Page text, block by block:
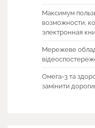
Максимум
возможности,
электронная
Мережеве
Омега-3 та
замінити